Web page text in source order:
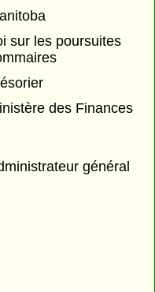
sur les poursuites
des Finances
général